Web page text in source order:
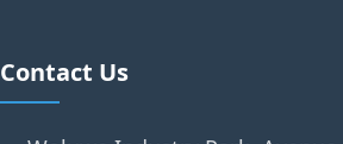
Contact Us